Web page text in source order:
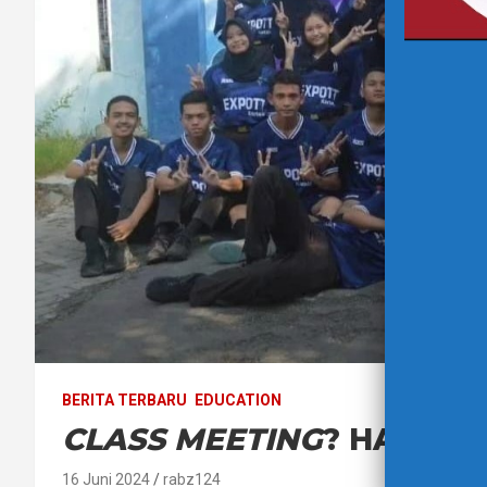
BERITA TERBARU EDUCATION
CLASS MEETING? HARUS
16 Juni 2024 rabz124